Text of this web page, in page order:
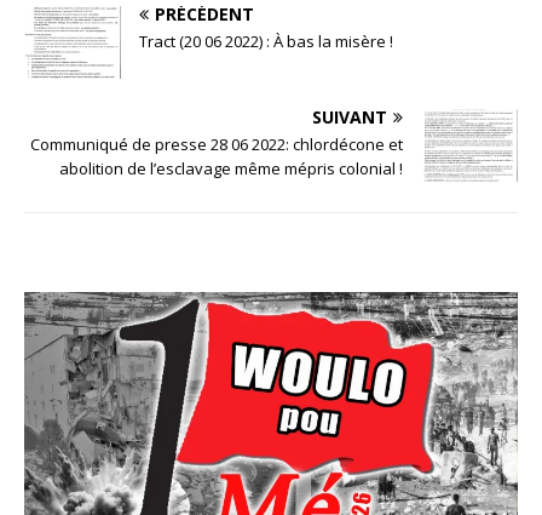
PRÉCÉDENT
Tract (20 06 2022) : À bas la misère !
SUIVANT
Communiqué de presse 28 06 2022: chlordécone et
abolition de l’esclavage même mépris colonial !